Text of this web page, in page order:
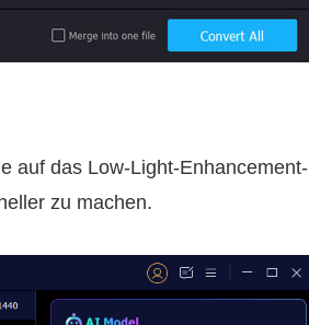
auf das Low-Light-Enhancement-
zu machen.